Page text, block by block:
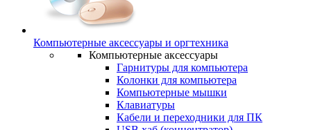
Компьютерные аксессуары и оргтехника
Компьютерные аксессуары
Гарнитуры для компьютера
Колонки для компьютера
Компьютерные мышки
Клавиатуры
Кабели и переходники для ПК